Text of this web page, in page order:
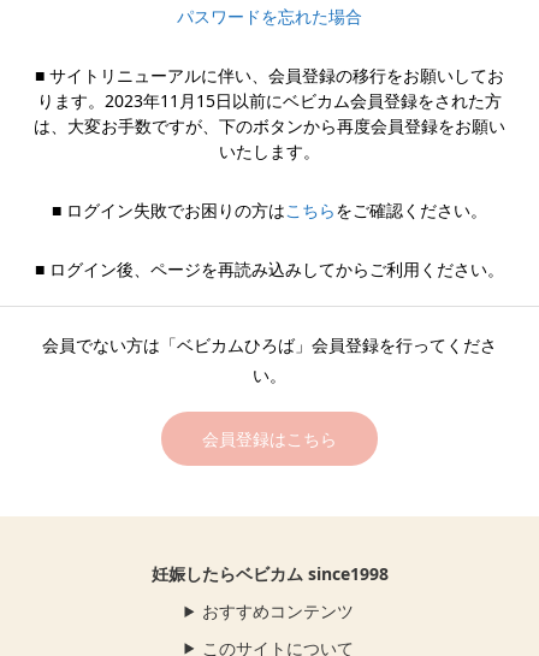
パスワードを忘れた場合
■ サイトリニューアルに伴い、会員登録の移行をお願いしてお
ります。2023年11月15日以前にベビカム会員登録をされた方
は、大変お手数ですが、下のボタンから再度会員登録をお願い
いたします。
■ ログイン失敗でお困りの方はこちらをご確認ください。
■ ログイン後、ページを再読み込みしてからご利用ください。
会員でない方は「ベビカムひろば」会員登録を行ってくださ
い。
会員登録はこちら
妊娠したらベビカム since1998
おすすめコンテンツ
このサイトについて